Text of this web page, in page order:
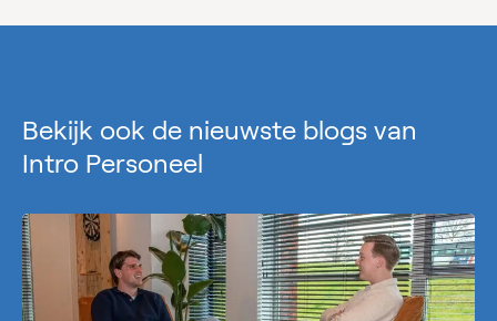
Bekijk ook de nieuwste blogs van
Intro Personeel